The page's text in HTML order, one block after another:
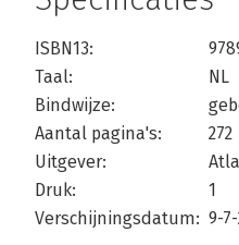
ISBN13:
Taal:
NL
Bindwijze:
Aantal pagina's:
272
Uitgever:
Druk:
1
Verschijningsdatum: 9-